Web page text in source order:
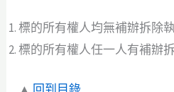
標的所有權人均無補辦拆除
標的所有權人任一人有補辦